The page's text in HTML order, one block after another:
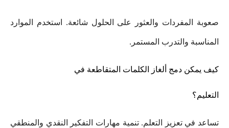
صعوبة المفردات والعثور على الحلول شائعة. استخدم الموارد
المناسبة والتدرب المستمر.
كيف يمكن دمج ألغاز الكلمات المتقاطعة في
التعليم؟
تساعد في تعزيز التعلم. تنمية مهارات التفكير النقدي والمنطقي